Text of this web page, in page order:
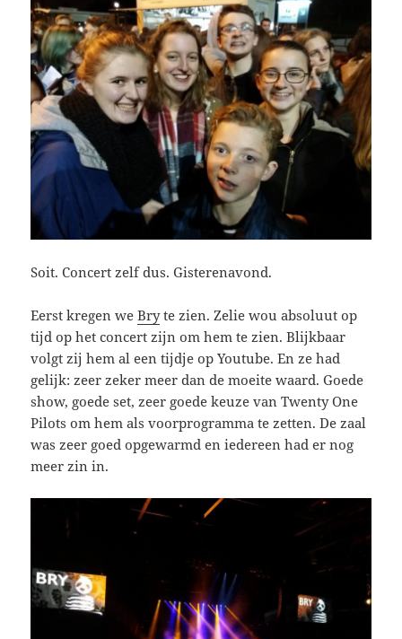
Soit. Concert zelf dus. Gisterenavond.
Eerst kregen weBryte zien. Zelie wou absoluut op
tijd op het concert zijn om hem te zien. Blijkbaar
volgt zij hem al een tijdje op Youtube. En ze had
gelijk: zeer zeker meer dan de moeite waard. Goede
show, goede set, zeer goede keuze van Twenty One
Pilots om hem als voorprogramma te zetten. De zaal
was zeer goed opgewarmd en iedereen had er nog
meer zin in.